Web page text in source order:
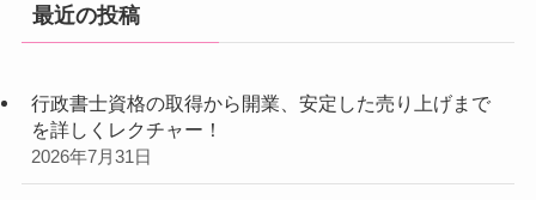
最近の投稿
行政書士資格の取得から開業、安定した売り上げまで
を詳しくレクチャー！
2026年7月31日